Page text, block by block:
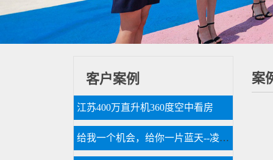
案
客户案例
江苏400万直升机360度空中看房
给我一个机会，给你一片蓝天--凌音飞机